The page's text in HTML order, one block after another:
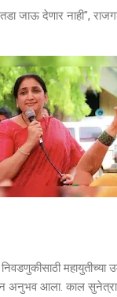
तडा जाऊ देणार नाही",
महायुतीच्या
अनुभव आला. काल सुनेत्रा